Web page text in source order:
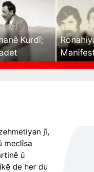
Kurdî;
jî,
meclîsa
û
de her du